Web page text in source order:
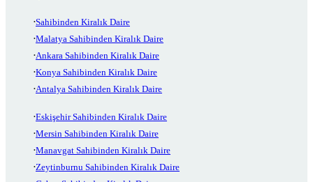
Sahibinden Kiralık Daire
Malatya Sahibinden Kiralık Daire
Ankara Sahibinden Kiralık Daire
Konya Sahibinden Kiralık Daire
Antalya Sahibinden Kiralık Daire
Eskişehir Sahibinden Kiralık Daire
Mersin Sahibinden Kiralık Daire
Manavgat Sahibinden Kiralık Daire
Zeytinburnu Sahibinden Kiralık Daire